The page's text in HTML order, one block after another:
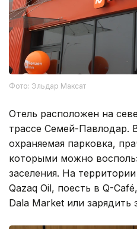
Фото: Эльдар Максат
Отель расположен на
трассе Семей-Павлодар.
охраняемая парковка,
которыми можно
заселения. На
Qazaq Oil, поесть в Q-
Dala Market или зарядить